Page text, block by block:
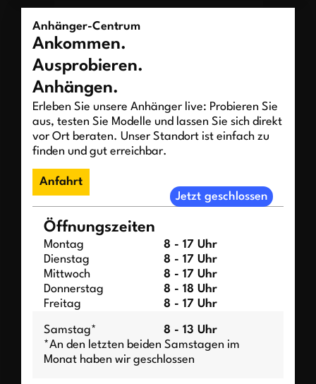
Anhänger-Centrum
Ankommen.
Ausprobieren.
Anhängen.
Erleben Sie unsere Anhänger live: Probieren Sie
aus, testen Sie Modelle und lassen Sie sich direkt
vor Ort beraten. Unser Standort ist einfach zu
finden und gut erreichbar.
Anfahrt
Jetzt geschlossen
Öffnungszeiten
Montag
8 - 17 Uhr
Dienstag
8 - 17 Uhr
Mittwoch
8 - 17 Uhr
Donnerstag
8 - 18 Uhr
Freitag
8 - 17 Uhr
Samstag*
8 - 13 Uhr
*An den letzten beiden Samstagen im
Monat haben wir geschlossen